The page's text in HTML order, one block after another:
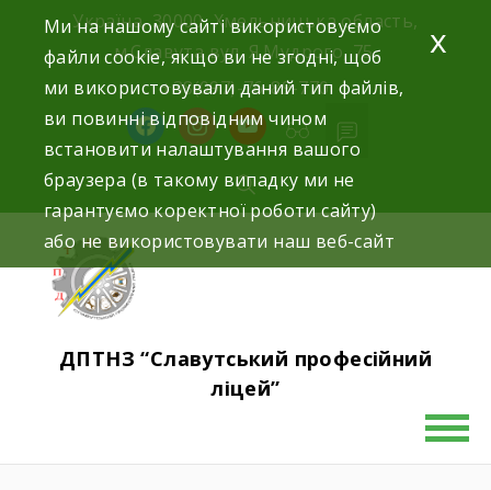
Україна, 30000, Хмельницька область,
м.Славута вул. Я.Мудрого, 75.
+38(097)-76-89-770
ДПТНЗ “Славутський професійний
ліцей”
Ми на нашому сайті використовуємо
файли cookie, якщо ви не згодні, щоб
ми використовували даний тип файлів,
ви повинні відповідним чином
встановити налаштування вашого
браузера (в такому випадку ми не
гарантуємо коректної роботи сайту)
або не використовувати наш веб-сайт
x